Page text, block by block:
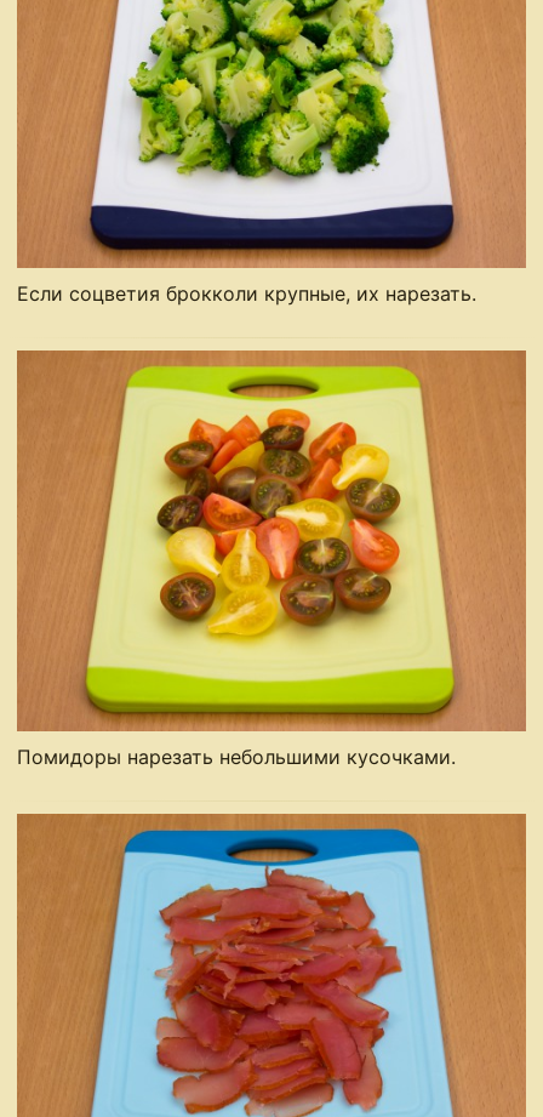
Если соцветия брокколи крупные, их нарезать.
Помидоры нарезать небольшими кусочками.